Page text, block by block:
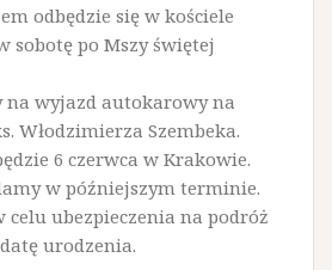
odbędzie się w kościele
sobotę po Mszy świętej
na wyjazd autokarowy na
Włodzimierza Szembeka.
6 czerwca w Krakowie.
w późniejszym terminie.
celu ubezpieczenia na podróż
urodzenia.